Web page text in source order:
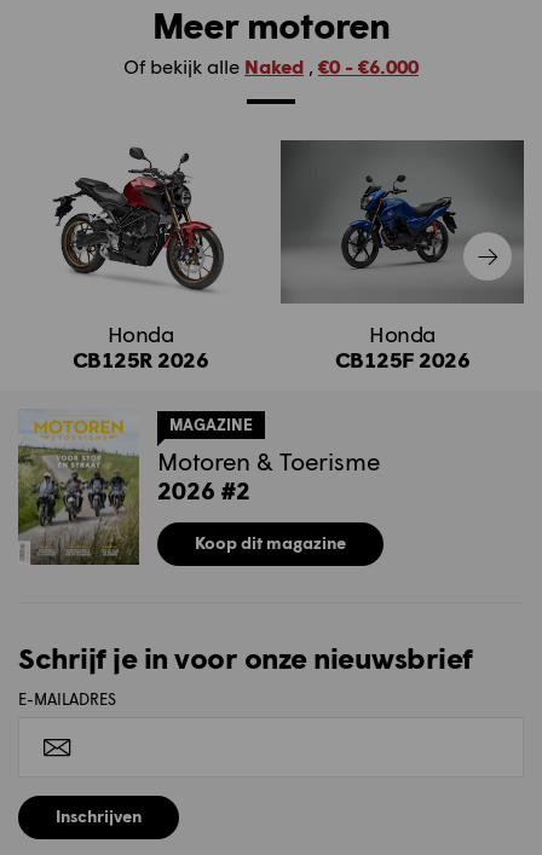
Meer motoren
Of bekijk alle Naked , €0 - €6.000
Honda
CB125R 2026
Honda
CB125F 2026
MAGAZINE
Motoren & Toerisme
2026 #2
Koop dit magazine
Schrijf je in voor onze nieuwsbrief
E-MAILADRES
Inschrijven